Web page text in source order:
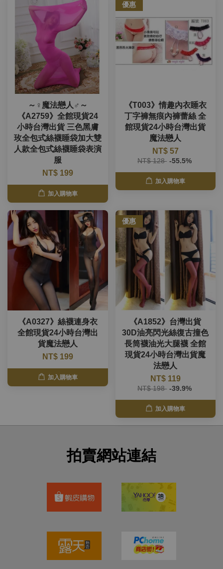
～♀魔法戀人♂～
《A2759》全館現貨24
小時台灣出貨 三色黑膚
玫全包式絲襪睡袋加大雙
人款全包式絲襪睡袋表演
服
NT$ 199
加入購物車
優惠
《T003》情趣內衣睡衣
丁字褲無痕內褲蕾絲 全
館現貨24小時台灣出貨
魔法戀人
NT$ 57
NT$ 128 -55.5%
加入購物車
《A0327》絲襪連身衣
全館現貨24小時台灣出
貨魔法戀人
NT$ 199
加入購物車
優惠
《A1852》台灣出貨
30D油亮閃光絲復古撞色
長筒襪油光大腿襪 全館
現貨24小時台灣出貨魔
法戀人
NT$ 119
NT$ 198 -39.9%
加入購物車
拍賣網站連結